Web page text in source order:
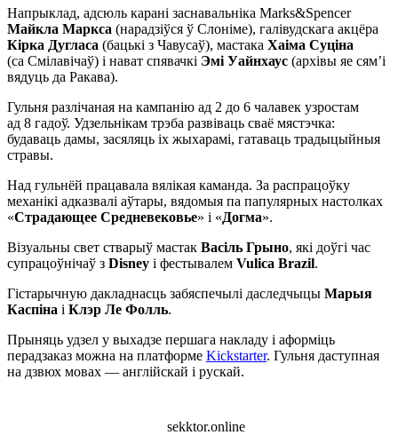
Напрыклад, адсюль карані заснавальніка Marks&Spencer
Майкла Маркса (нарадзіўся ў Слоніме), галівудскага акцёра
Кірка Дугласа (бацькі з Чавусаў), мастака Хаіма Суціна
(са Смілавічаў) і нават спявачкі Эмі Уайнхаус (архівы яе сям’і
вядуць да Ракава).
Гульня разлічаная на кампанію ад 2 до 6 чалавек узростам
ад 8 гадоў. Удзельнікам трэба развіваць сваё мястэчка:
будаваць дамы, засяляць іх жыхарамі, гатаваць традыцыйныя
стравы.
Над гульнёй працавала вялікая каманда. За распрацоўку
механікі адказвалі аўтары, вядомыя па папулярных настолках
«Страдающее Средневековье» і «Догма».
Візуальны свет стварыў мастак Васіль Грыно, які доўгі час
супрацоўнічаў з Disney і фестывалем Vulica Brazil.
Гістарычную дакладнасць забяспечылі даследчыцы Марыя
Каспіна і Клэр Ле Фолль.
Прыняць удзел у выхадзе першага накладу і аформіць
перадзаказ можна на платформе Kickstarter. Гульня даступная
на дзвюх мовах — англійскай і рускай.
sekktor.online